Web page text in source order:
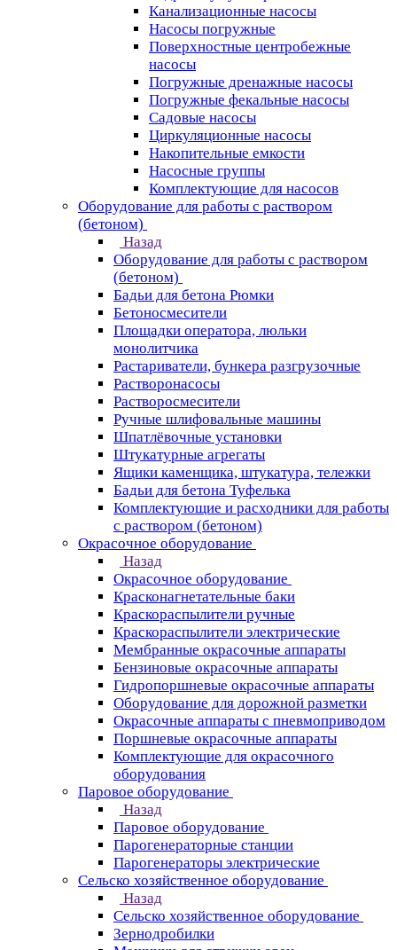
Канализационные насосы
Насосы погружные
Поверхностные центробежные
насосы
Погружные дренажные насосы
Погружные фекальные насосы
Садовые насосы
Циркуляционные насосы
Накопительные емкости
Насосные группы
Комплектующие для насосов
Оборудование для работы с раствором
(бетоном)
Назад
Оборудование для работы с раствором
(бетоном)
Бадьи для бетона Рюмки
Бетоносмесители
Площадки оператора, люльки
монолитчика
Растариватели, бункера разгрузочные
Растворонасосы
Растворосмесители
Ручные шлифовальные машины
Шпатлёвочные установки
Штукатурные агрегаты
Ящики каменщика, штукатура, тележки
Бадьи для бетона Туфелька
Комплектующие и расходники для работы
с раствором (бетоном)
Окрасочное оборудование
Назад
Окрасочное оборудование
Красконагнетательные баки
Краскораспылители ручные
Краскораспылители электрические
Мембранные окрасочные аппараты
Бензиновые окрасочные аппараты
Гидропоршневые окрасочные аппараты
Оборудование для дорожной разметки
Окрасочные аппараты с пневмоприводом
Поршневые окрасочные аппараты
Комплектующие для окрасочного
оборудования
Паровое оборудование
Назад
Паровое оборудование
Парогенераторные станции
Парогенераторы электрические
Сельско хозяйственное оборудование
Назад
Сельско хозяйственное оборудование
Зернодробилки